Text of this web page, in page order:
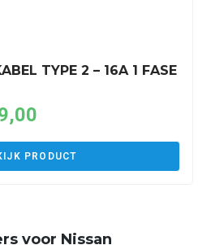
TYPE 2 – 16A 1 FASE
tot
€259,00
PRODUCT
voor Nissan